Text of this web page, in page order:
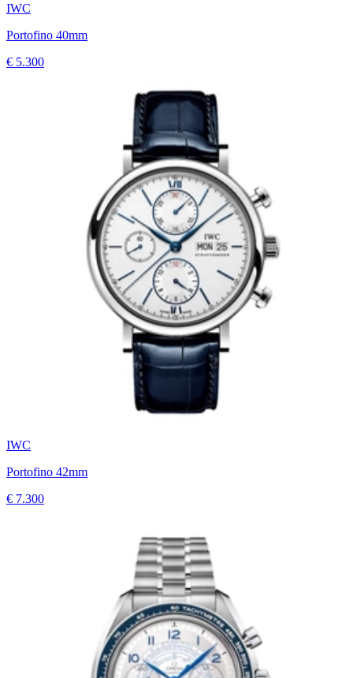
IWC
Portofino 40mm
€ 5.300
IWC
Portofino 42mm
€ 7.300